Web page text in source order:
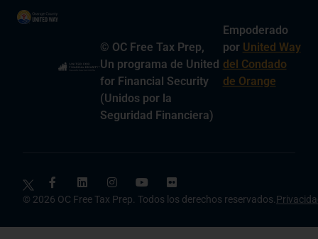
© OC Free Tax Prep,
Un programa de United
for Financial Security
(Unidos por la
Seguridad Financiera)
Empoderado
por United Way
del Condado
de Orange
© 2026 OC Free Tax Prep. Todos los derechos reservados.